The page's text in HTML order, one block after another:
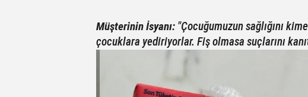
Müşterinin İsyanı:"Çocuğumuzun sağlığını
çocuklara yediriyorlar. Fiş olmasa suçlarını